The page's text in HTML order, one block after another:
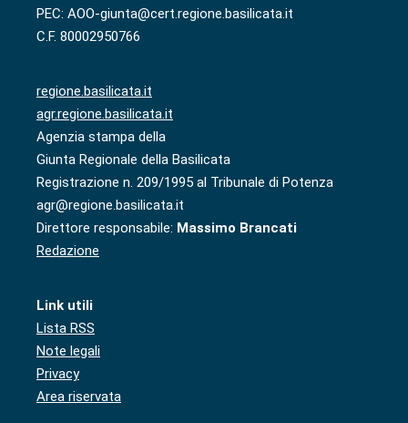
PEC: AOO-giunta@cert.regione.basilicata.it
C.F. 80002950766
regione.basilicata.it
agr.regione.basilicata.it
Agenzia stampa della
Giunta Regionale della Basilicata
Registrazione n. 209/1995 al Tribunale di Potenza
agr@regione.basilicata.it
Direttore responsabile: Massimo Brancati
Redazione
Link utili
Lista RSS
Note legali
Privacy
Area riservata